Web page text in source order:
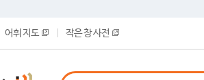
어휘 지도 작은 창 사전